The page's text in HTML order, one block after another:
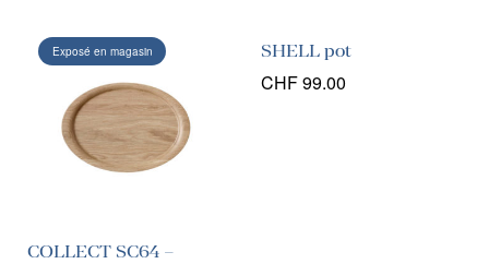
COLLECT SC64 –
Exposé en magasin SHELL pot
CHF99.00